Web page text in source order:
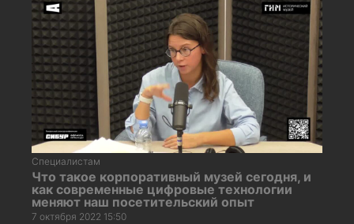
Специалистам
Что такое корпоративный музей сегодня, и
как современные цифровые технологии
меняют наш посетительский опыт
7 октября 2022 15:50